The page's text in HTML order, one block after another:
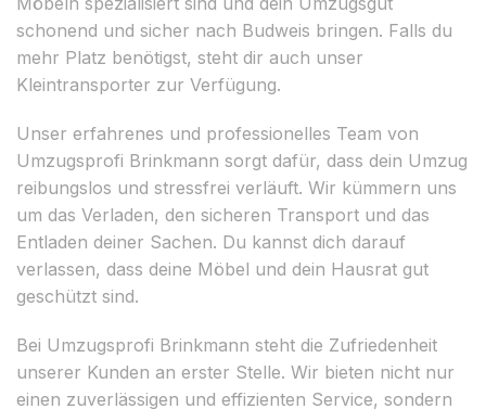
schonend und sicher nach Budweis bringen. Falls du
mehr Platz benötigst, steht dir auch unser
Kleintransporter zur Verfügung.
Unser erfahrenes und professionelles Team von
Umzugsprofi Brinkmann sorgt dafür, dass dein Umzug
reibungslos und stressfrei verläuft. Wir kümmern uns
um das Verladen, den sicheren Transport und das
Entladen deiner Sachen. Du kannst dich darauf
verlassen, dass deine Möbel und dein Hausrat gut
geschützt sind.
Bei Umzugsprofi Brinkmann steht die Zufriedenheit
unserer Kunden an erster Stelle. Wir bieten nicht nur
einen zuverlässigen und effizienten Service, sondern